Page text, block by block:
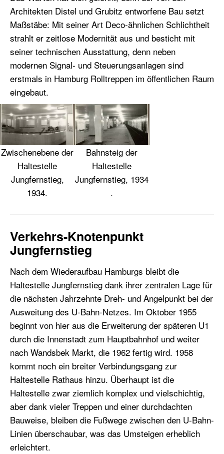
Architekten Distel und Grubitz entworfene Bau setzt
Maßstäbe: Mit seiner Art Deco-ähnlichen Schlichtheit
strahlt er zeitlose Modernität aus und besticht mit
seiner technischen Ausstattung, denn neben
modernen Signal- und Steuerungsanlagen sind
erstmals in Hamburg Rolltreppen im öffentlichen Raum
eingebaut.
Zwischenebene der
Haltestelle
Jungfernstieg,
1934.
Bahnsteig der
Haltestelle
Jungfernstieg, 1934
.
Verkehrs-Knotenpunkt
Jungfernstieg
Nach dem Wiederaufbau Hamburgs bleibt die
Haltestelle Jungfernstieg dank ihrer zentralen Lage für
die nächsten Jahrzehnte Dreh- und Angelpunkt bei der
Ausweitung des U-Bahn-Netzes. Im Oktober 1955
beginnt von hier aus die Erweiterung der späteren U1
durch die Innenstadt zum Hauptbahnhof und weiter
nach Wandsbek Markt, die 1962 fertig wird. 1958
kommt noch ein breiter Verbindungsgang zur
Haltestelle Rathaus hinzu. Überhaupt ist die
Haltestelle zwar ziemlich komplex und vielschichtig,
aber dank vieler Treppen und einer durchdachten
Bauweise, bleiben die Fußwege zwischen den U-Bahn-
Linien überschaubar, was das Umsteigen erheblich
erleichtert.